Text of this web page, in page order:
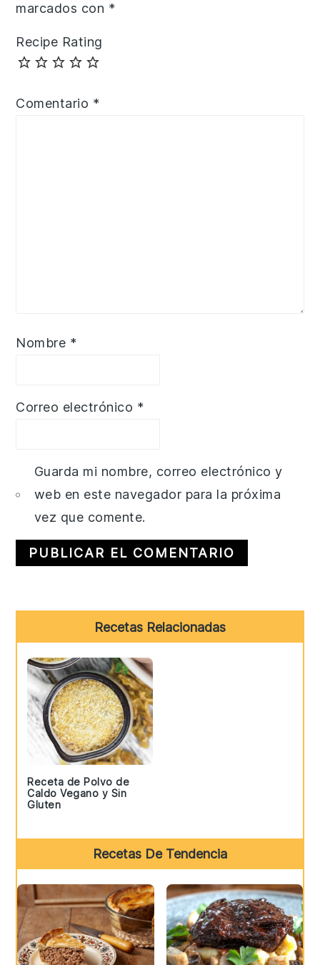
marcados con *
Recipe Rating
Comentario *
Nombre *
Correo electrónico *
Guarda mi nombre, correo electrónico y
web en este navegador para la próxima
vez que comente.
Sidebar
Recetas Relacionadas
Receta de Polvo de
Caldo Vegano y Sin
Gluten
Recetas De Tendencia